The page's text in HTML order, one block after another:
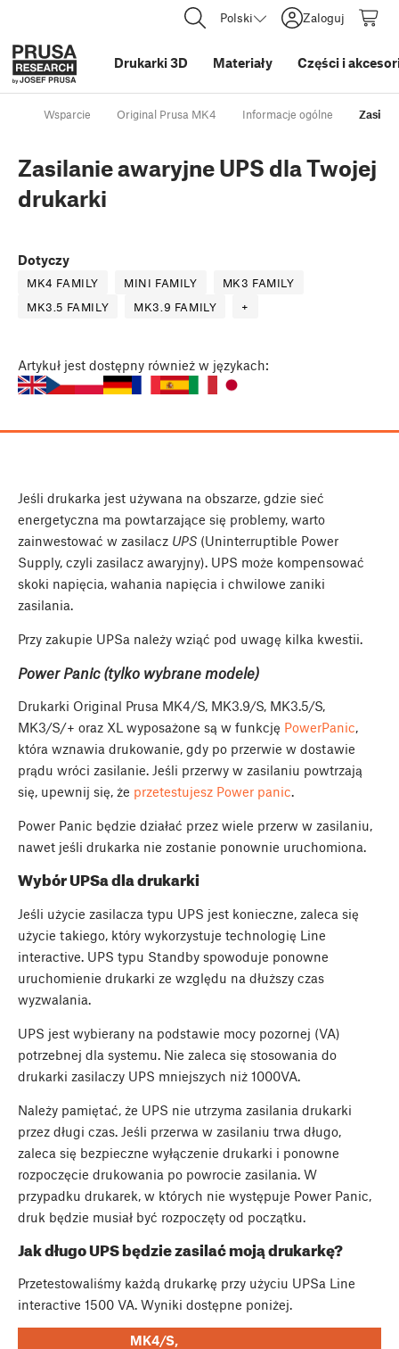
Polski Zaloguj
Drukarki 3D Materiały Części i
Wsparcie Original Prusa MK4 Informacje ogólne
Zasilanie awaryjne UPS dla Twojej
drukarki
Dotyczy
MK4 FAMILY MINI FAMILY
MK3 FAMILY
MK3.5 FAMILY
MK3.9 FAMILY +
Artykuł jest dostępny również w językach:
Jeśli drukarka jest używana na obszarze, gdzie sieć
energetyczna ma powtarzające się problemy, warto
zainwestować w zasilacz UPS (Uninterruptible Power
Supply, czyli zasilacz awaryjny). UPS może kompensować
skoki napięcia, wahania napięcia i chwilowe zaniki
zasilania.
Przy zakupie UPSa należy wziąć pod uwagę kilka kwestii.
Power Panic (tylko wybrane modele)
Drukarki Original Prusa MK4/S, MK3.9/S, MK3.5/S,
MK3/S/+ oraz XL wyposażone są w funkcję PowerPanic,
która wznawia drukowanie, gdy po przerwie w dostawie
prądu wróci zasilanie. Jeśli przerwy w zasilaniu powtrzają
się, upewnij się, że przetestujesz Power panic.
Power Panic będzie działać przez wiele przerw w zasilaniu,
nawet jeśli drukarka nie zostanie ponownie uruchomiona.
Wybór UPSa dla drukarki
Jeśli użycie zasilacza typu UPS jest konieczne, zaleca się
użycie takiego, który wykorzystuje technologię Line
interactive. UPS typu Standby spowoduje ponowne
uruchomienie drukarki ze względu na dłuższy czas
wyzwalania.
UPS jest wybierany na podstawie mocy pozornej (VA)
potrzebnej dla systemu. Nie zaleca się stosowania do
drukarki zasilaczy UPS mniejszych niż 1000VA.
Należy pamiętać, że UPS nie utrzyma zasilania drukarki
przez długi czas. Jeśli przerwa w zasilaniu trwa długo,
zaleca się bezpieczne wyłączenie drukarki i ponowne
rozpoczęcie drukowania po powrocie zasilania. W
przypadku drukarek, w których nie występuje Power Panic,
druk będzie musiał być rozpoczęty od początku.
Jak długo UPS będzie zasilać moją drukarkę?
Przetestowaliśmy każdą drukarkę przy użyciu UPSa Line
interactive 1500 VA. Wyniki dostępne poniżej.
MK4/S,